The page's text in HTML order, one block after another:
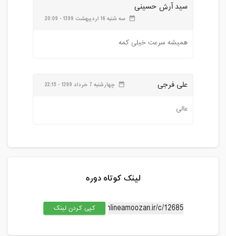
سید آرش حسینی
date_range سه شنبه 16 اردیبهشت 1399 - 20:09
همیشه سرعت خیلی کمه
علی فرجی date_range چهارشنبه 7 خرداد 1399 - 22:15
عالی
لینک کوتاه دوره
کپی کردن لینک